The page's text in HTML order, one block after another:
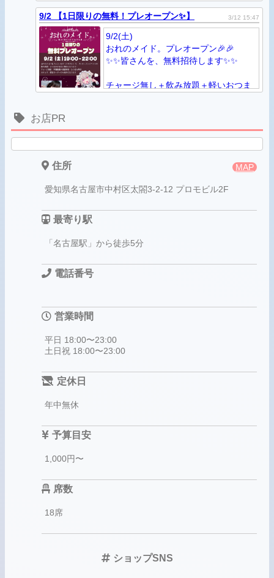
ミルクティー
アミューズメント
チェキお絵かき無し 800円
チェキお絵かきアリ 1000円
メイドドリンク 1000円
9/2 【1日限りの無料！プレオープン✨】 3/12 15:47
9/2(土)
おれのメイド。プレオープン🎉🎉
✨✨皆さんを、無料招待します✨✨
チャージ無し＋飲み放題＋軽いおつま
OPEN 19時 CLOSE 22時
お店PR
住所
愛知県名古屋市中村区太閤3-2-12 プロモビル2F
MAP
最寄り駅
「名古屋駅」から徒歩5分
電話番号
営業時間
平日 18:00〜23:00
土日祝 18:00〜23:00
定休日
年中無休
予算目安
1,000円〜
席数
18席
ショップSNS